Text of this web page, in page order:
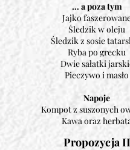
… a poza tym
Jajko
Śledzik w oleju
Śledzik z sosie
Ryba po grecku
Dwie sałatki
Pieczywo i masło
Napoje
Kompot z suszonych
Kawa oraz
Propozycja II